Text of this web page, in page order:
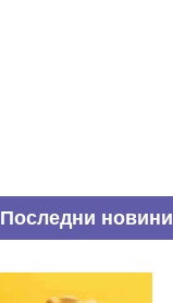
Последни новини